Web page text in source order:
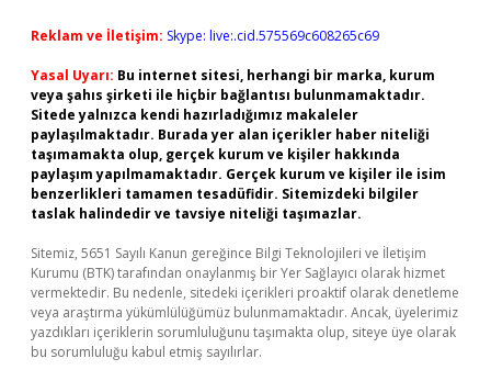
Reklam ve İletişim: Skype: live:.cid.575569c608265c69
Yasal Uyarı: Bu internet sitesi, herhangi bir marka, kurum
veya şahıs şirketi ile hiçbir bağlantısı bulunmamaktadır.
Sitede yalnızca kendi hazırladığımız makaleler
paylaşılmaktadır. Burada yer alan içerikler haber niteliği
taşımamakta olup, gerçek kurum ve kişiler hakkında
paylaşım yapılmamaktadır. Gerçek kurum ve kişiler ile isim
benzerlikleri tamamen tesadüfidir. Sitemizdeki bilgiler
taslak halindedir ve tavsiye niteliği taşımazlar.
Sitemiz, 5651 Sayılı Kanun gereğince Bilgi Teknolojileri ve İletişim
Kurumu (BTK) tarafından onaylanmış bir Yer Sağlayıcı olarak hizmet
vermektedir. Bu nedenle, sitedeki içerikleri proaktif olarak denetleme
veya araştırma yükümlülüğümüz bulunmamaktadır. Ancak, üyelerimiz
yazdıkları içeriklerin sorumluluğunu taşımakta olup, siteye üye olarak
bu sorumluluğu kabul etmiş sayılırlar.